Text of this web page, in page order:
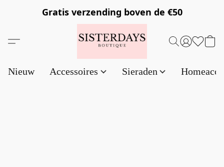
Gratis verzending boven de €50
Nieuw Accessoires Sieraden